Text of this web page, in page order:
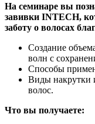
На семинаре вы
завивки INTECH,
заботу о волосах
Создание
волн с
Способы
Виды накрутки
волос.
Что вы получаете: